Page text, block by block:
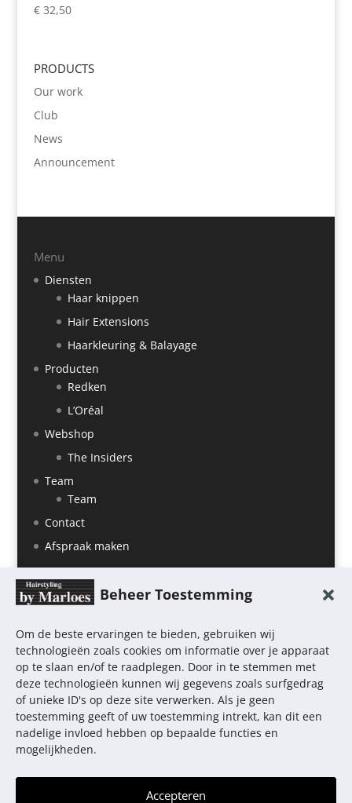
Beheer Toestemming
Om de beste ervaringen te bieden, gebruiken wij
technologieën zoals cookies om informatie over je apparaat
op te slaan en/of te raadplegen. Door in te stemmen met
deze technologieën kunnen wij gegevens zoals surfgedrag
of unieke ID's op deze site verwerken. Als je geen
toestemming geeft of uw toestemming intrekt, kan dit een
nadelige invloed hebben op bepaalde functies en
mogelijkheden.
Accepteren
€32,50
PRODUCTS
Our work
Club
News
Announcement
Menu
Diensten
Haar knippen
Hair Extensions
Haarkleuring & Balayage
Producten
Redken
L’Oréal
Webshop
The Insiders
Team
Team
Contact
Afspraak maken
Home